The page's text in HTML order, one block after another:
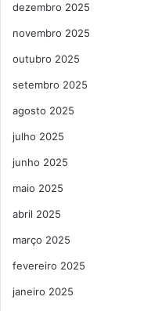
dezembro 2025
novembro 2025
outubro 2025
setembro 2025
agosto 2025
julho 2025
junho 2025
maio 2025
abril 2025
março 2025
fevereiro 2025
janeiro 2025